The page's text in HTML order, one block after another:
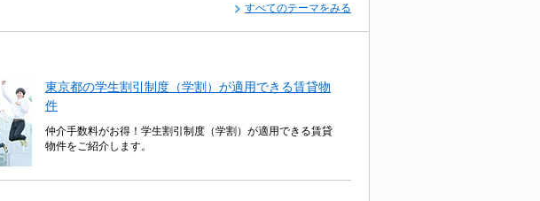
すべてのテーマをみる
東京都の学生割引制度（学割）が適用できる賃貸物
件
仲介手数料がお得！学生割引制度（学割）が適用できる賃貸
物件をご紹介します。